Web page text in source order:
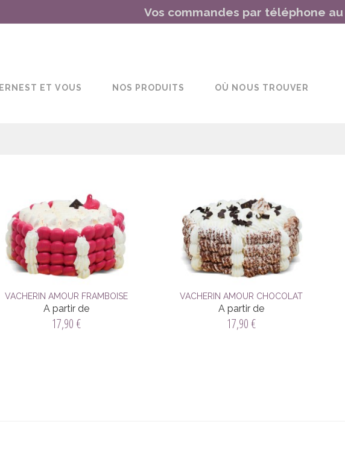
Vos commandes par téléphone au
ERNEST ET VOUS NOS PRODUITS OÙ NOUS TROUVER
VACHERIN AMOUR FRAMBOISE
A partir de
17,90 €
VACHERIN AMOUR CHOCOLAT
A partir de
17,90 €